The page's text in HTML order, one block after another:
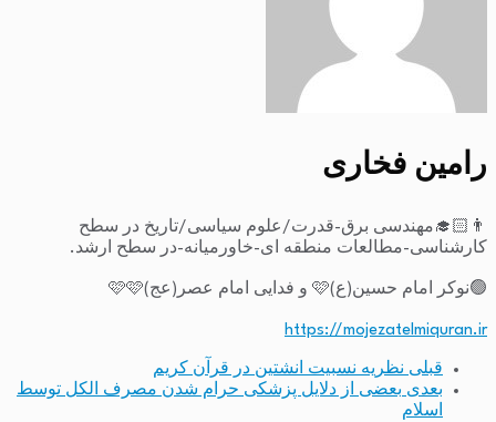
رامین فخاری
👨🏻‍🎓مهندسی برق-قدرت/علوم سیاسی/تاریخ در سطح
کارشناسی-مطالعات منطقه ای-خاورمیانه-در سطح ارشد.
🟢نوکر امام حسین(ع)🩷 و فدایی امام عصر(عج)🩷🩷
https://mojezatelmiquran.ir
قبلی نظریه نسبیت انشتین در قرآن کریم
بعدی بعضی از دلایل پزشکی حرام شدن مصرف الکل توسط
اسلام